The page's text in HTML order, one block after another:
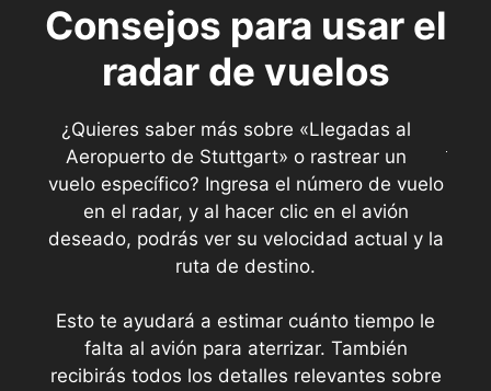
Consejos para usar el
radar de vuelos
¿Quieres saber más sobre «Llegadas al
Aeropuerto de Stuttgart» o rastrear un
vuelo específico? Ingresa el número de vuelo
en el radar, y al hacer clic en el avión
deseado, podrás ver su velocidad actual y la
ruta de destino.
Esto te ayudará a estimar cuánto tiempo le
falta al avión para aterrizar. También
recibirás todos los detalles relevantes sobre